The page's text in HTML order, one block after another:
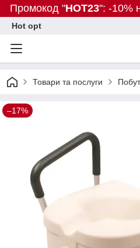
Промокод "HOT23": -10%
Hot opt
Товари та послуги
–17%